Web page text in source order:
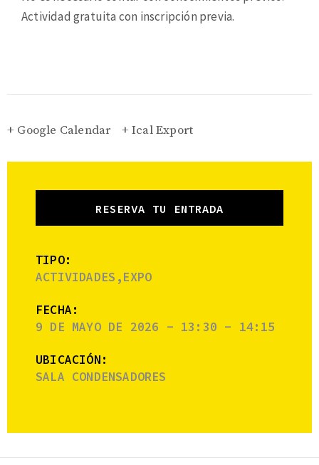
Actividad gratuita con inscripción previa.
+ Google Calendar + Ical Export
RESERVA TU ENTRADA
TIPO:
ACTIVIDADES,EXPO
FECHA:
9 DE MAYO DE 2026 - 13:30 - 14:15
UBICACIÓN:
SALA CONDENSADORES